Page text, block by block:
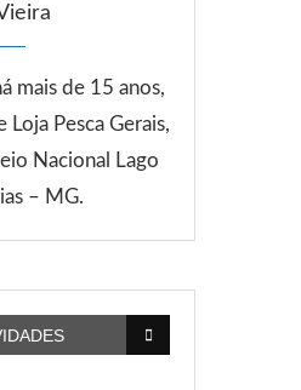
mais de 15 anos,
Pesca Gerais,
Nacional Lago
– MG.